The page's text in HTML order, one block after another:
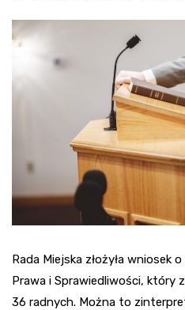
Rada Miejska złożyła wniosek
Prawa i Sprawiedliwości, który
36 radnych. Można to